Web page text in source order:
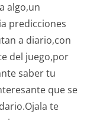
algo,un
predicciones
a diario,con
del juego,por
saber tu
que se
te